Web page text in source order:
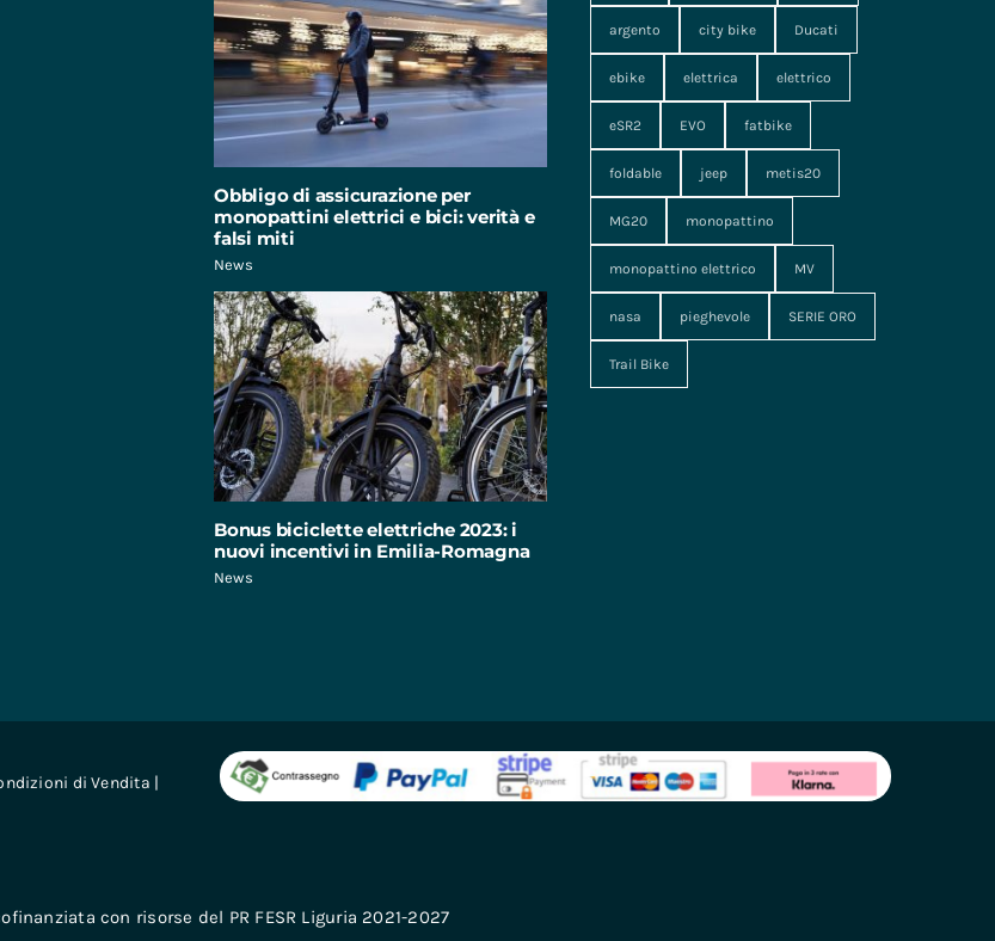
Obbligo di assicurazione per
monopattini elettrici e bici: verità e
falsi miti
News
Bonus biciclette elettriche 2023: i
nuovi incentivi in Emilia-Romagna
News
argento city bike Ducati
ebike elettrica elettrico
eSR2 EVO fatbike
foldable jeep metis20
MG20 monopattino
monopattino elettrico MV
nasa pieghevole SERIE ORO
Trail Bike
di Vendita |
con risorse del PR FESR Liguria 2021-2027